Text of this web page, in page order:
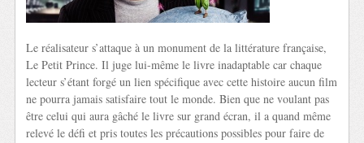
Le réalisateur s’attaque à un monument de la littérature française,
Le Petit Prince. Il juge lui-même le livre inadaptable car chaque
lecteur s’étant forgé un lien spécifique avec cette histoire aucun film
ne pourra jamais satisfaire tout le monde. Bien que ne voulant pas
être celui qui aura gâché le livre sur grand écran, il a quand même
relevé le défi et pris toutes les précautions possibles pour faire de